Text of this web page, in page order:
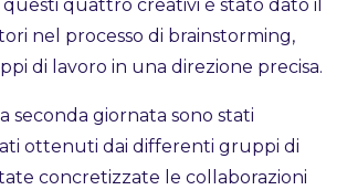
quattro creativi è stato dato il
nel processo di brainstorming,
di lavoro in una direzione precisa.
seconda giornata sono stati
ottenuti dai differenti gruppi di
concretizzate le collaborazioni